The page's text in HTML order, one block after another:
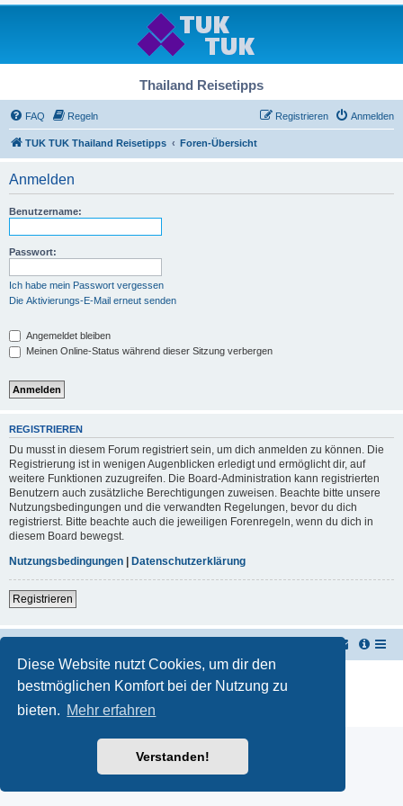
Diese Website nutzt Cookies, um dir den
bestmöglichen Komfort bei der Nutzung zu
bieten. Mehr erfahren
Verstanden!
Thailand Reisetipps
FAQ Regeln Anmelden
Registrieren
TUK TUK Thailand Reisetipps Foren-Übersicht
Anmelden
Benutzername:
Passwort:
Ich habe mein Passwort vergessen
Die Aktivierungs-E-Mail erneut senden
Angemeldet bleiben
Meinen Online-Status während dieser Sitzung verbergen
REGISTRIEREN
Du musst in diesem Forum registriert sein, um dich anmelden zu können. Die
Registrierung ist in wenigen Augenblicken erledigt und ermöglicht dir, auf
weitere Funktionen zuzugreifen. Die Board-Administration kann registrierten
Benutzern auch zusätzliche Berechtigungen zuweisen. Beachte bitte unsere
Nutzungsbedingungen und die verwandten Regelungen, bevor du dich
registrierst. Bitte beachte auch die jeweiligen Forenregeln, wenn du dich in
diesem Board bewegst.
Nutzungsbedingungen
Datenschutzerklärung
Registrieren
Deutsche Übersetzung durchphpBB.de
Datenschutz